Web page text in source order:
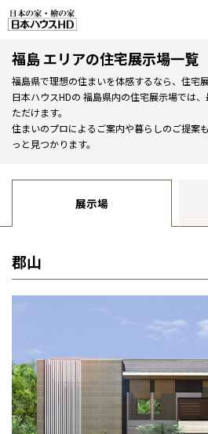
脱炭素・檜の家
環境にやさしい、脱炭素社会の住宅
檜・木造住宅
耐震構造
高断熱・高気密の家
エネルギー自給自足
感謝訪問・長期保証
直営工事
選ばれる理由
檜の魅力
檜の魅力 トップ
1000年を超えて生きる檜
知られざる檜の効果・作用
理想の木材「檜」
注文住宅
グレートステージ
クレステージ
平屋の家
外観・インテリア集
リフォーム
リフォーム トップ
選ばれる理由
リフォームの流れ
資産活用
賃貸併用住宅のメリット
安心のサポートシステム
分譲住宅・土地
分譲マンション
福島 エリアの住宅展示場一覧
福島県で理想の住まいを体感するなら、住宅展
日本ハウスHDの 福島県内の住宅展示場では
ただけます。
住まいのプロによるご案内や暮らしのご提案
っと見つかります。
展示場
郡山